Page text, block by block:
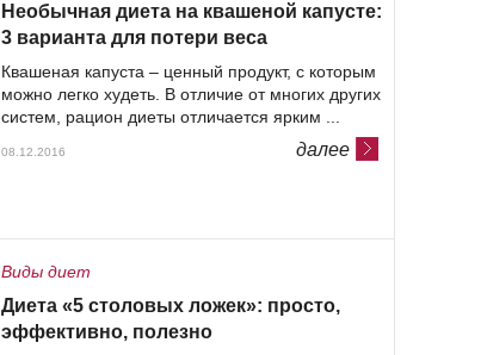
Необычная диета на квашеной капусте:
3 варианта для потери веса
Квашеная капуста – ценный продукт, с которым
можно легко худеть. В отличие от многих других
систем, рацион диеты отличается ярким ...
далее
08.12.2016
Виды диет
Диета «5 столовых ложек»: просто,
эффективно, полезно